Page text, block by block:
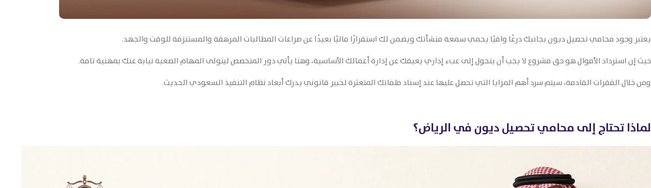
يعتبر وجود محامي تحصيل ديون بجانبك درعًا واقيًا يحمي سمعة منشأتك ويضمن لك استقرارًا ماليًا بعيدًا عن صراعات المطالبات المرهقة والمستنزفة للوقت والجهد.
حيث إن استرداد الأموال هو حق مشروع لا يجب أن يتحول إلى عبء إداري يعيقك عن إدارة أعمالك الأساسية، وهنا يأتي دور المتخصص ليتولى المهام الصعبة نيابة عنك بمهنية تامة.
ومن خلال الفقرات القادمة، سيتم سرد أهم المزايا التي تحصل عليها عند إسناد ملفاتك المتعثرة لخبير قانوني يدرك أبعاد نظام التنفيذ السعودي الحديث.
لماذا تحتاج إلى محامي تحصيل ديون في الرياض؟